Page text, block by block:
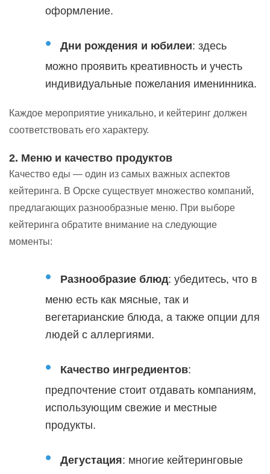
оформление.
Дни рождения и юбилеи: здесь
можно проявить креативность и учесть
индивидуальные пожелания именинника.
Каждое мероприятие уникально, и кейтеринг должен
соответствовать его характеру.
2. Меню и качество продуктов
Качество еды — один из самых важных аспектов
кейтеринга. В Орске существует множество компаний,
предлагающих разнообразные меню. При выборе
кейтеринга обратите внимание на следующие
моменты:
Разнообразие блюд: убедитесь, что в
меню есть как мясные, так и
вегетарианские блюда, а также опции для
людей с аллергиями.
Качество ингредиентов:
предпочтение стоит отдавать компаниям,
использующим свежие и местные
продукты.
Дегустация: многие кейтеринговые